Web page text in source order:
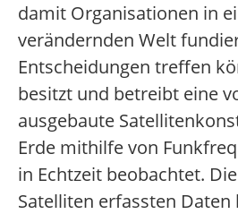
damit Organisationen in
verändernden Welt
Entscheidungen treffen
besitzt und betreibt eine
ausgebaute
Erde mithilfe von
in Echtzeit beobachtet.
Satelliten erfassten Daten